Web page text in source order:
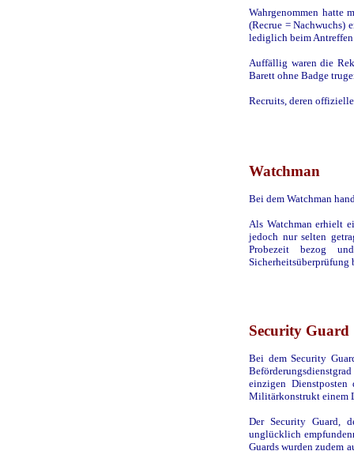
Wahrgenommen hatte
(Recrue = Nachwuchs)
lediglich beim
Auffällig waren die
Barett ohne Badge
Recruits, deren
Watchman
Bei dem Watchman
Als Watchman erhielt
jedoch nur selten
Probezeit bezog
Sicherheitsüberprüfung
Security Guard
Bei dem Security
einzigen
Militärkonstrukt einem
Der Security Guard,
unglücklich
Guards wurden zudem